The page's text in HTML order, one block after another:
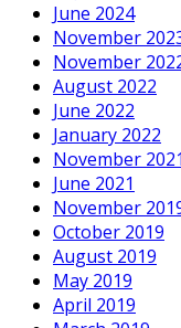
June 2024
November
November
August 2022
June 2022
January 2022
November 2021
June 2021
November
October 2019
August 2019
May 2019
April 2019